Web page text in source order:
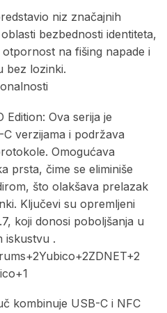
niz značajnih
bezbednosti identiteta,
na fišing napade i
bez lozinki.​
Edition: Ova serija je
verzijama i podržava
Omogućava
prsta, čime se eliminiše
što olakšava prelazak
Ključevi su opremljeni
koji donosi poboljšanja u
iskustvu .​
kombinuje USB-C i NFC